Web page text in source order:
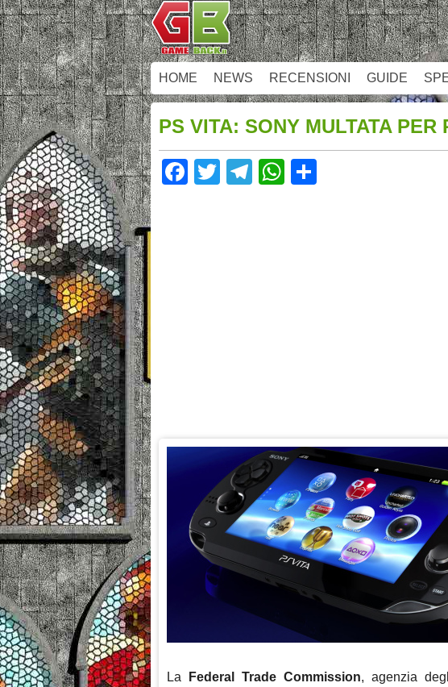
HOME NEWS RECENSIONI GUIDE
PS VITA: SONY MULTATA
Facebook
TwitterTelegram
WhatsApp
La Federal Trade Commission, agenzia